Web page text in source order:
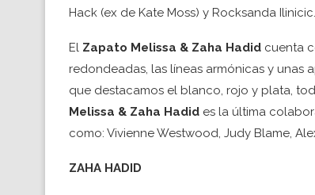
Hack (ex de Kate Moss) y Rocksanda Ilinicic.
El Zapato Melissa & Zaha Hadid cuenta
redondeadas, las líneas armónicas y unas
que destacamos el blanco, rojo y plata,
Melissa & Zaha Hadid es la última
como: Vivienne Westwood, Judy Blame,
ZAHA HADID